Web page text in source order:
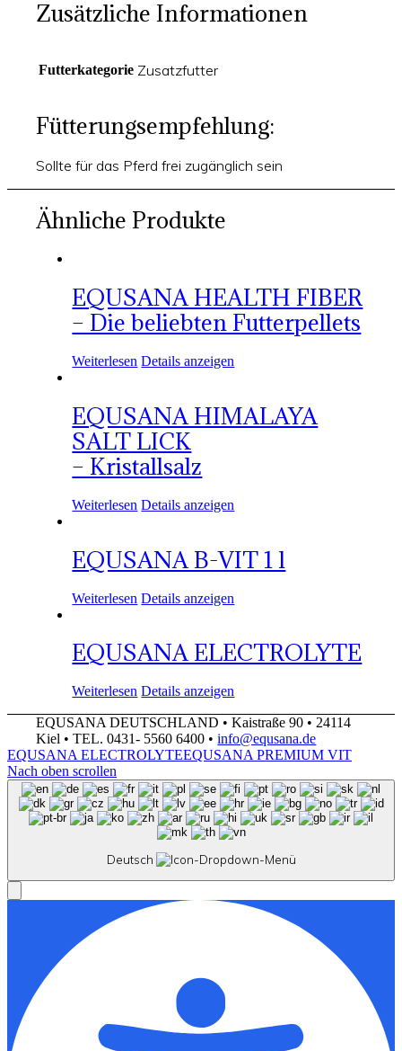
Zusätzliche Informationen
Futterkategorie Zusatzfutter
Fütterungsempfehlung:
Sollte für das Pferd frei zugänglich sein
Ähnliche Produkte
EQUSANA HEALTH FIBER
– Die beliebten Futterpellets
Weiterlesen Details anzeigen
EQUSANA HIMALAYA
SALT LICK
– Kristallsalz
Weiterlesen Details anzeigen
EQUSANA B-VIT 1 l
Weiterlesen Details anzeigen
EQUSANA ELECTROLYTE
Weiterlesen Details anzeigen
EQUSANA DEUTSCHLAND • Kaistraße 90 • 24114
Kiel • TEL. 0431- 5560 6400 •info@equsana.de
EQUSANA ELECTROLYTEEQUSANA PREMIUM VIT
Nach oben scrollen
Deutsch